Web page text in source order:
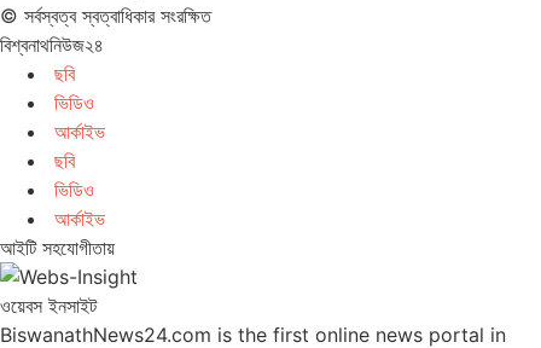
© সর্বস্বত্ব স্বত্বাধিকার সংরক্ষিত
বিশ্বনাথনিউজ২৪
ছবি
ভিডিও
আর্কাইভ
ছবি
ভিডিও
আর্কাইভ
আইটি সহযোগীতায়
ওয়েবস ইনসাইট
BiswanathNews24.com is the first online news portal in